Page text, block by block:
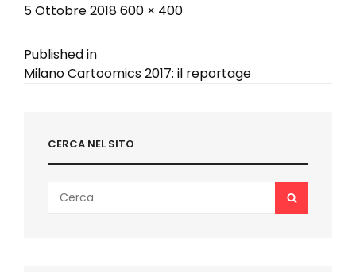
Posted
5 Ottobre 2018Full
600 × 400
Navigazione
Published in
Milano Cartoomics 2017: il reportage
CERCA NEL SITO
Search
for:
SEARCH